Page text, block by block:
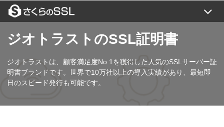
SSLコラム
よくある質問
ご利用の流れ
ジオトラストのSSL証明書
ジオトラストは、顧客満足度No.1を獲得した人気のSSLサーバー証
明書ブランドです。世界で10万社以上の導入実績があり、最短即
日のスピード発行も可能です。